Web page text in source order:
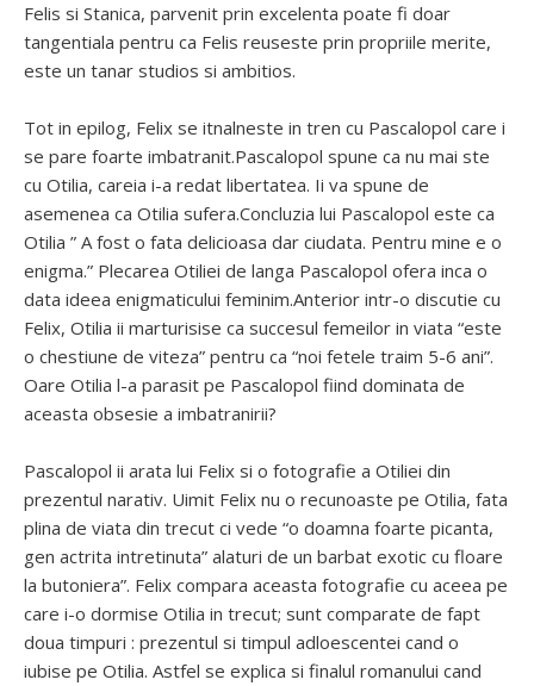
Felis si Stanica, parvenit prin excelenta poate fi doar
tangentiala pentru ca Felis reuseste prin propriile merite,
este un tanar studios si ambitios.
Tot in epilog, Felix se itnalneste in tren cu Pascalopol care i
se pare foarte imbatranit.Pascalopol spune ca nu mai ste
cu Otilia, careia i-a redat libertatea. Ii va spune de
asemenea ca Otilia sufera.Concluzia lui Pascalopol este ca
Otilia ” A fost o fata delicioasa dar ciudata. Pentru mine e o
enigma.” Plecarea Otiliei de langa Pascalopol ofera inca o
data ideea enigmaticului feminim.Anterior intr-o discutie cu
Felix, Otilia ii marturisise ca succesul femeilor in viata “este
o chestiune de viteza” pentru ca “noi fetele traim 5-6 ani”.
Oare Otilia l-a parasit pe Pascalopol fiind dominata de
aceasta obsesie a imbatranirii?
Pascalopol ii arata lui Felix si o fotografie a Otiliei din
prezentul narativ. Uimit Felix nu o recunoaste pe Otilia, fata
plina de viata din trecut ci vede “o doamna foarte picanta,
gen actrita intretinuta” alaturi de un barbat exotic cu floare
la butoniera”. Felix compara aceasta fotografie cu aceea pe
care i-o dormise Otilia in trecut; sunt comparate de fapt
doua timpuri : prezentul si timpul adloescentei cand o
iubise pe Otilia. Astfel se explica si finalul romanului cand